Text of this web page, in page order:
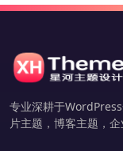
专业深耕于
片主题，博客主题，企